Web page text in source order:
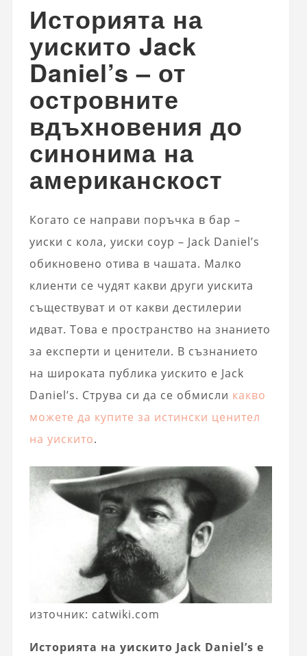
Историята на
уискито Jack
Daniel’s – от
островните
вдъхновения до
синонима на
американскост
Когато се направи поръчка в бар –
уиски с кола, уиски соур – Jack Daniel’s
обикновено отива в чашата. Малко
клиенти се чудят какви други уискита
съществуват и от какви дестилерии
идват. Това е пространство на знанието
за експерти и ценители. В съзнанието
на широката публика уискито е Jack
Daniel’s. Струва си да се обмисли какво
можете да купите за истински ценител
на уискито.
източник: catwiki.com
Историята на уискито Jack Daniel’s е